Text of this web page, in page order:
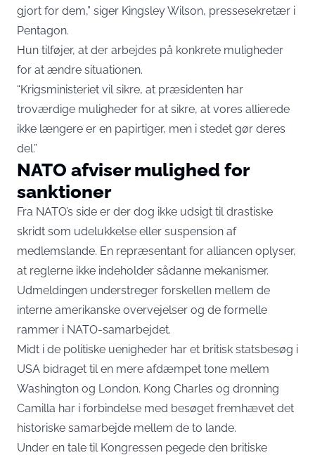
gjort for dem,” siger Kingsley Wilson, pressesekretær i
Pentagon.
Hun tilføjer, at der arbejdes på konkrete muligheder
for at ændre situationen.
“Krigsministeriet vil sikre, at præsidenten har
troværdige muligheder for at sikre, at vores allierede
ikke længere er en papirtiger, men i stedet gør deres
del.”
NATO afviser mulighed for
sanktioner
Fra NATO’s side er der dog ikke udsigt til drastiske
skridt som udelukkelse eller suspension af
medlemslande. En repræsentant for alliancen oplyser,
at reglerne ikke indeholder sådanne mekanismer.
Udmeldingen understreger forskellen mellem de
interne amerikanske overvejelser og de formelle
rammer i NATO-samarbejdet.
Midt i de politiske uenigheder har et britisk statsbesøg i
USA bidraget til en mere afdæmpet tone mellem
Washington og London. Kong Charles og dronning
Camilla har i forbindelse med besøget fremhævet det
historiske samarbejde mellem de to lande.
Under en tale til Kongressen pegede den britiske